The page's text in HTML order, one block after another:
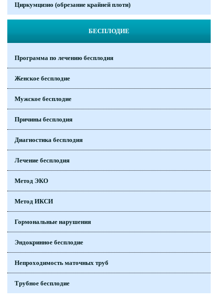
Циркумцизио (обрезание крайней плоти)
БЕСПЛОДИЕ
Программа по лечению бесплодия
Женское бесплодие
Мужское бесплодие
Причины бесплодия
Диагностика бесплодия
Лечение бесплодия
Метод ЭКО
Метод ИКСИ
Гормональные нарушения
Эндокринное бесплодие
Непроходимость маточных труб
Трубное бесплодие